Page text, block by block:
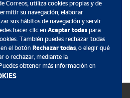
Correos, utiliza cookies propias y de
su navegación, elaborar
sus hábitos de navegación y servir
hacer clic en Aceptar todaspara
También puedes rechazar todas
en el botón Rechazar todas, o elegir qué
o rechazar, mediante la
obtener más información en
.